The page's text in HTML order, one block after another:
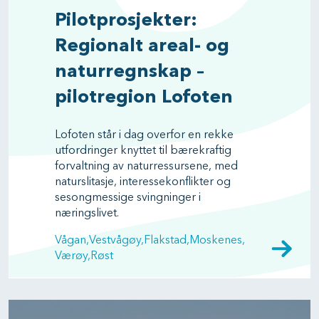
Pilotprosjekter:
Regionalt areal- og
naturregnskap –
pilotregion Lofoten
Lofoten står i dag overfor en rekke
utfordringer knyttet til bærekraftig
forvaltning av naturressursene, med
naturslitasje, interessekonflikter og
sesongmessige svingninger i
næringslivet.
Vågan Vestvågøy Flakstad Moskenes
Værøy Røst